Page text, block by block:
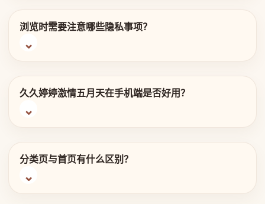
浏览时需要注意哪些隐私事项？
久久婷婷激情五月天在手机端是否好用？
分类页与首页有什么区别？